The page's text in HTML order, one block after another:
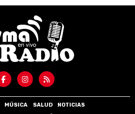
MÚSICA SALUD
NOTICIAS